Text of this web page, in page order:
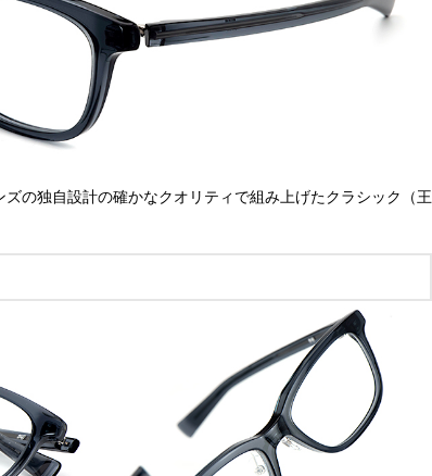
ズの独自設計の確かなクオリティで組み上げたクラシック（王